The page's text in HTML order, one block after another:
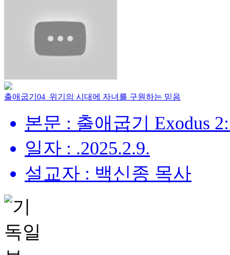
출애굽기04_위기의 시대에 자녀를 구원하는 믿음
본문 : 출애굽기 Exodus
일자 : .2025.2.9.
설교자 : 백신종 목사